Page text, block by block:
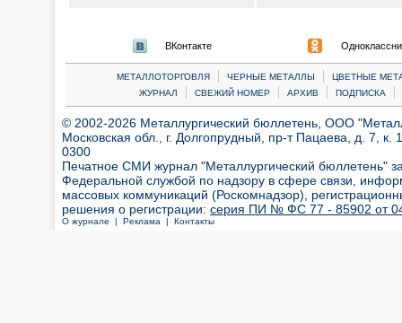
ВКонтакте
МЕТАЛЛОТОРГОВЛЯ | ЧЕРНЫЕ МЕТАЛЛЫ |
ЦВЕТНЫЕ
ЖУРНАЛ
| СВЕЖИЙ НОМЕР | АРХИВ | ПОДПИСКА |
© 2002-2026 Металлургический бюллетень, ООО
Московская обл., г. Долгопрудный, пр-т Пацаева, д. 7,
0300
Печатное СМИ журнал "Металлургический бюллетень"
Федеральной службой по надзору в сфере связи,
массовых коммуникаций (Роскомнадзор),
решения о регистрации: серия ПИ № ФС 77 - 85902 от 04
О журнале | Реклама | Контакты